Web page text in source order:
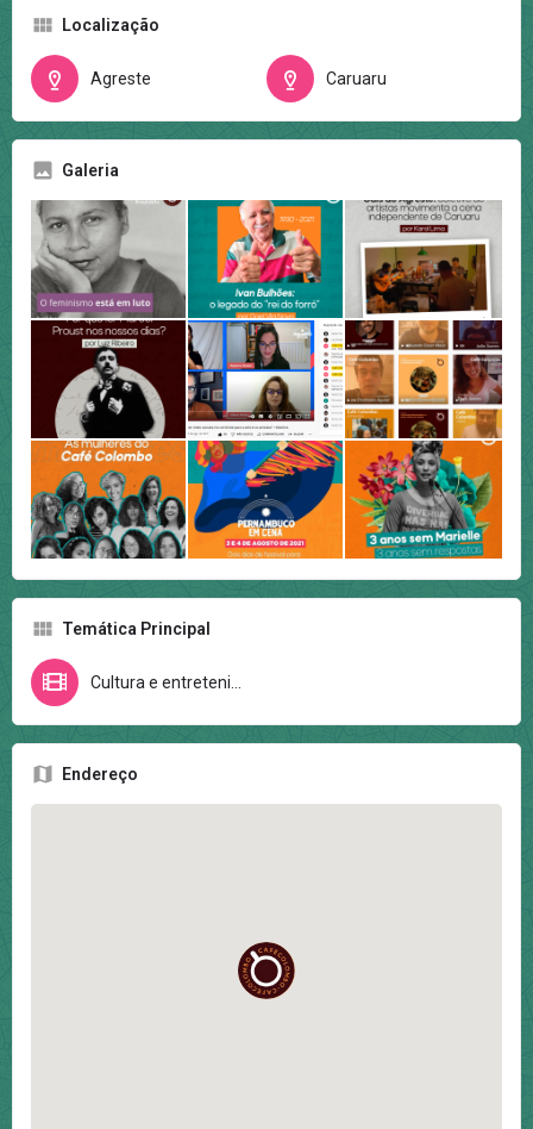
Localização
Agreste Caruaru
Galeria
Temática Principal
Cultura e entretenimento
Endereço